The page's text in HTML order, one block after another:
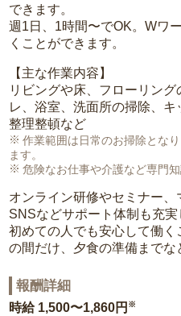
できます。
週1日、1時間〜でOK。Wワ
くことができます。
【主な作業内容】
リビングや床、フローリン
レ、浴室、洗面所の掃除、キ
整理整頓など
作業範囲は日常のお掃除とな
ます。
危険なお仕事や介護など専門
オンライン研修やセミナー
SNSなどサポート体制も充
初めての人でも安心して働
の間だけ、夕食の準備までな
報酬詳細
時給 1,500〜1,860円 ※